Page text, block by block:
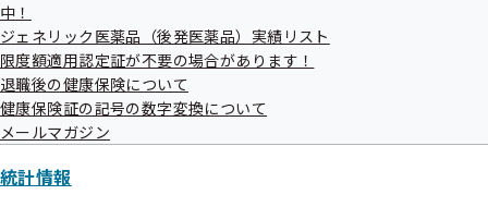
中！
ジェネリック医薬品（後発医薬品）実績リスト
限度額適用認定証が不要の場合があります！
退職後の健康保険について
健康保険証の記号の数字変換について
メールマガジン
統計情報
傍聴される方へ
携帯電話、アラーム付き時計等の音の出る機器につい
ては、電源を切ってください。
静粛を旨とし、審議の妨害になるような行為は慎んでく
ださい。
会議における言論に対し、賛否を表明したり、拍手をし